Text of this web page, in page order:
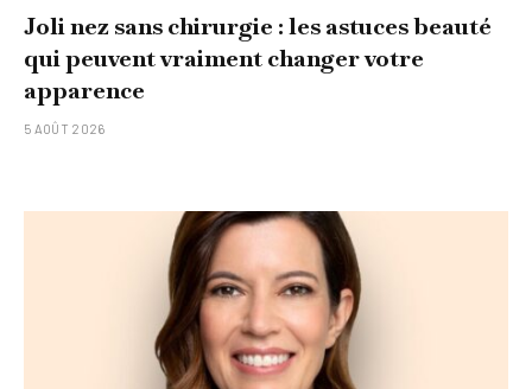
Joli nez sans chirurgie : les astuces beauté
qui peuvent vraiment changer votre
apparence
5 AOÛT 2026